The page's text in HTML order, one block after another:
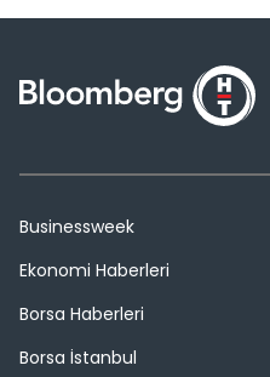
Businessweek
Ekonomi Haberleri
Borsa Haberleri
Borsa İstanbul